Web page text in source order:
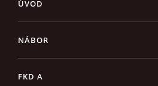
ÚVOD
NÁBOR
FKD A